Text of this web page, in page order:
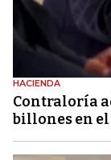
HACIENDA
Contraloría
billones en